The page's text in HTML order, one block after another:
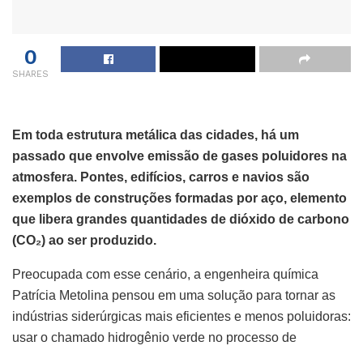
0
SHARES
Em toda estrutura metálica das cidades, há um
passado que envolve emissão de gases poluidores na
atmosfera. Pontes, edifícios, carros e navios são
exemplos de construções formadas por aço, elemento
que libera grandes quantidades de dióxido de carbono
(CO₂) ao ser produzido.
Preocupada com esse cenário, a engenheira química
Patrícia Metolina pensou em uma solução para tornar as
indústrias siderúrgicas mais eficientes e menos poluidoras:
usar o chamado hidrogênio verde no processo de